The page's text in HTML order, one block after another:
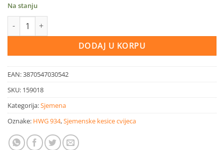
Na stanju
Sjemenska kesica cvijeća lijepa kata piuma di struzzo mix
DODAJ U KORPU
EAN:3870547030542
SKU: 159018
Kategorija:Sjemena
Oznake: HWG 934,Sjemenske kesice cvijeca